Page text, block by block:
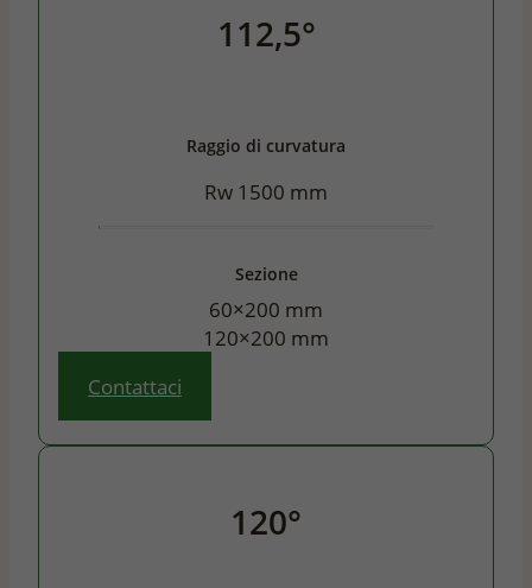
112,5°
Raggio di curvatura
Rw 1500 mm
Sezione
60×200 mm
120×200 mm
Contattaci
120°